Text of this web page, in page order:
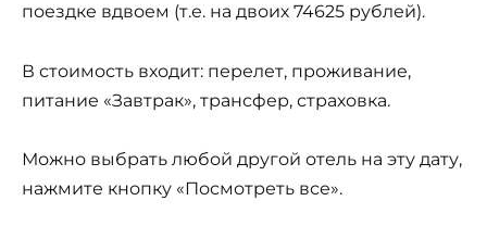
поездке вдвоем (т.е. на двоих 74625 рублей).
В стоимость входит: перелет, проживание,
питание «Завтрак», трансфер, страховка.
Можно выбрать любой другой отель на эту дату,
нажмите кнопку «Посмотреть все».